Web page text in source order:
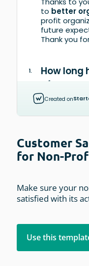
Customer
for Non-
Make sure your
satisfied with its
Use this